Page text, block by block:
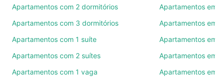
de imóveis.
Como escolher um imóvel?
Use barra de busca no topo para pesquisar por
ruas, bairros e até condomínios favoritos. Você
também pode usar os filtros como quantidade de
Apartamentos com 2 dormitórios
Apartamentos com 3 dormitórios
Apartamentos com 1 suíte
Apartamentos com 2 suítes
Apartamentos com 1 vaga
Apartamentos em
Apartamentos em
Apartamentos em
Apartamentos em
Apartamentos em